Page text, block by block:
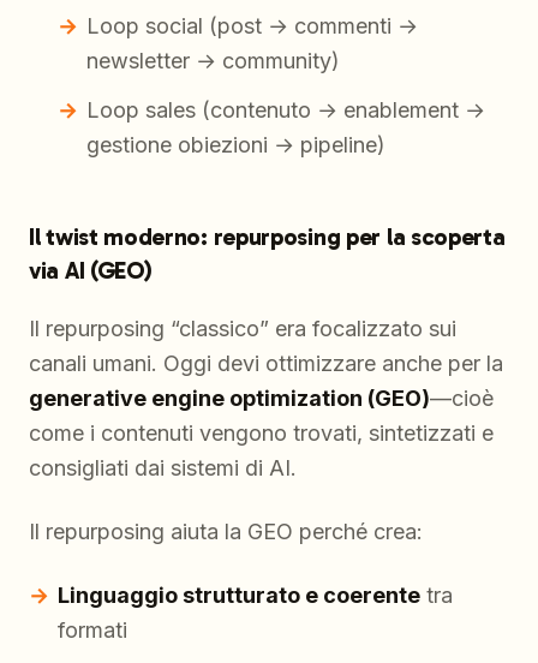
Loop social (post → commenti →
newsletter → community)
Loop sales (contenuto → enablement →
gestione obiezioni → pipeline)
Il twist moderno: repurposing per la scoperta
via AI (GEO)
Il repurposing “classico” era focalizzato sui
canali umani. Oggi devi ottimizzare anche per la
generative engine optimization (GEO)—cioè
come i contenuti vengono trovati, sintetizzati e
consigliati dai sistemi di AI.
Il repurposing aiuta la GEO perché crea:
Linguaggio strutturato e coerente tra
formati